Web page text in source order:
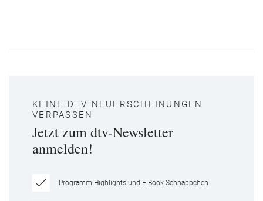
KEINE DTV NEUERSCHEINUNGEN
VERPASSEN
Jetzt zum dtv-Newsletter
anmelden!
Programm-Highlights und E-Book-Schnäppchen